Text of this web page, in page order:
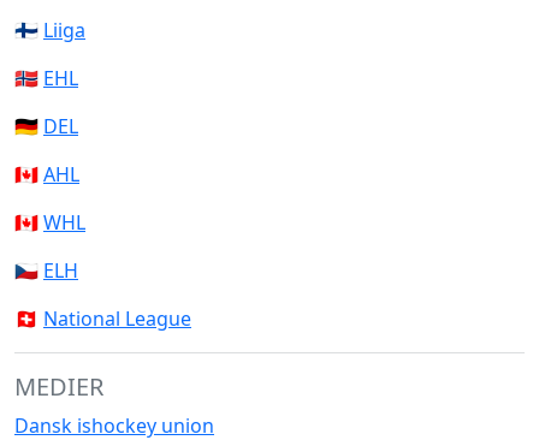
🇫🇮 Liiga
🇳🇴 EHL
🇩🇪 DEL
🇨🇦AHL
🇨🇦WHL
🇨🇿 ELH
🇨🇭 National League
MEDIER
Dansk ishockey union